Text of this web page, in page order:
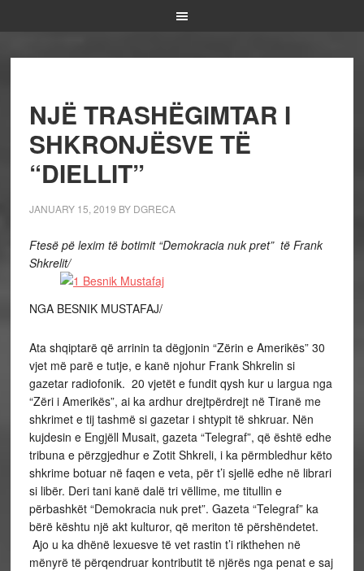
NJË TRASHËGIMTAR I
SHKRONJËSVE TË
“DIELLIT”
JANUARY 15, 2019 BY DGRECA
Ftesë pë lexim të botimit “Demokracia nuk pret” të Frank
Shkrelit/
NGA BESNIK MUSTAFAJ/
Ata shqiptarë që arrinin ta dëgjonin “Zërin e Amerikës” 30
vjet më parë e tutje, e kanë njohur Frank Shkrelin si
gazetar radiofonik. 20 vjetët e fundit qysh kur u largua nga
“Zëri i Amerikës”, ai ka ardhur drejtpërdrejt në Tiranë me
shkrimet e tij tashmë si gazetar i shtypit të shkruar. Nën
kujdesin e Engjëll Musait, gazeta “Telegraf”, që është edhe
tribuna e përzgjedhur e Zotit Shkreli, i ka përmbledhur këto
shkrime botuar në faqen e veta, për t’i sjellë edhe në librari
si libër. Deri tani kanë dalë tri vëllime, me titullin e
përbashkët “Demokracia nuk pret”. Gazeta “Telegraf” ka
bërë kështu një akt kulturor, që meriton të përshëndetet.
Ajo u ka dhënë lexuesve të vet rastin t’i rikthehen në
mënyrë të përqendruar kontributit të njërës nga penat e saj